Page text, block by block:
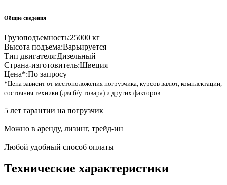
Общие сведения
Грузоподъемность:25000 кг
Высота подъема:Варьируется
Тип двигателя:Дизельный
Страна-изготовитель:Швеция
Цена*:По запросу
*Цена зависит от местоположения погрузчика, курсов валют, комплектации,
состояния техники (для б/у товара) и других факторов
5 лет гарантии на погрузчик
Можно в аренду, лизинг, трейд-ин
Любой удобный способ оплаты
Технические характеристики